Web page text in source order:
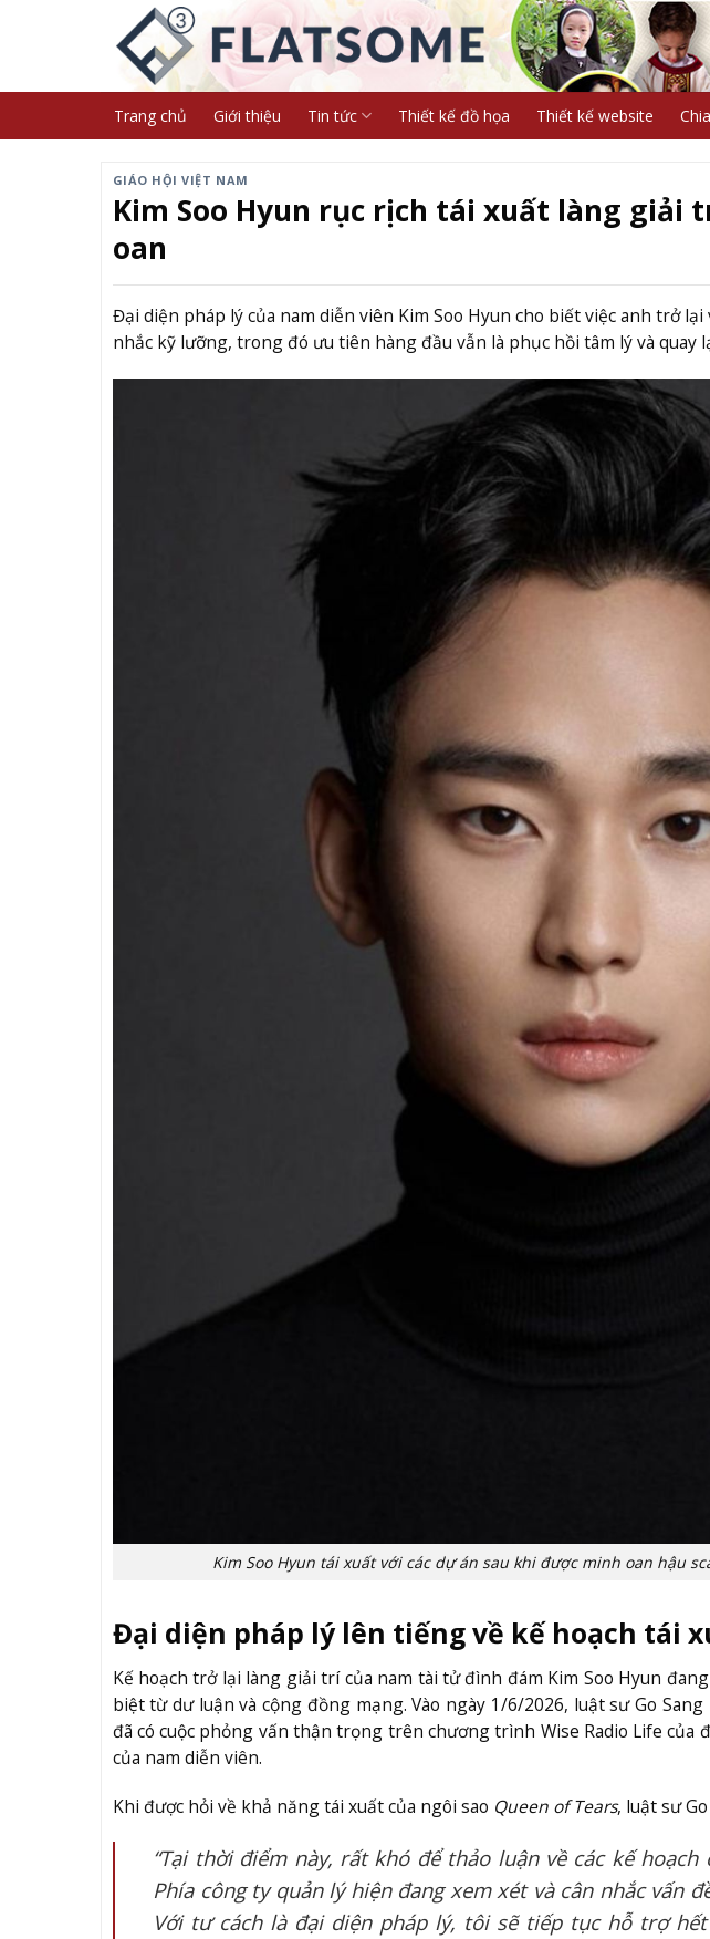
Trang chủ Giới thiệu Tin tức Thiết kế đồ họa Thiết kế website
GIÁO HỘI VIỆT NAM
Kim Soo Hyun rục rịch tái xuất làng giải
oan
Đại diện pháp lý của nam diễn viên Kim Soo Hyun cho biết việc anh trở
nhắc kỹ lưỡng, trong đó ưu tiên hàng đầu vẫn là phục hồi tâm lý và quay
Kim Soo Hyun tái xuất với các dự án sau khi được minh oan hậu
Đại diện pháp lý lên tiếng về kế hoạch tái
Kế hoạch trở lại làng giải trí của nam tài tử đình đám Kim Soo Hyun
biệt từ dư luận và cộng đồng mạng. Vào ngày 1/6/2026, luật sư Go
đã có cuộc phỏng vấn thận trọng trên chương trình Wise Radio Life của
của nam diễn viên.
Khi được hỏi về khả năng tái xuất của ngôi sao Queen of Tears, luật sư
“Tại thời điểm này, rất khó để thảo luận về các kế
Phía công ty quản lý hiện đang xem xét và cân nhắc vấn
Với tư cách là đại diện pháp lý, tôi sẽ tiếp tục hỗ trợ